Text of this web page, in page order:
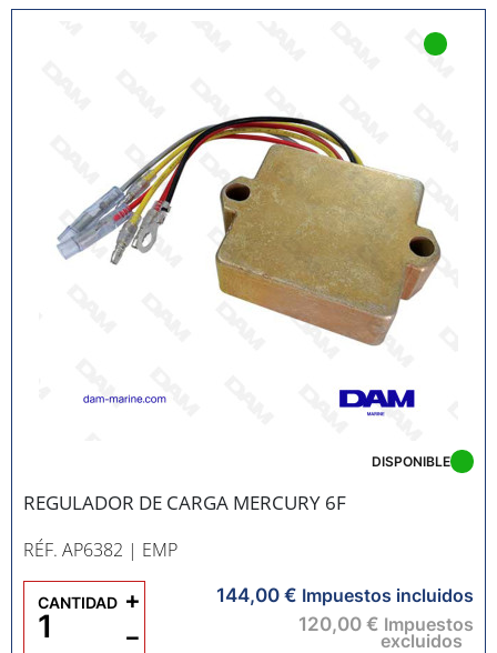
REGULADOR DE CARGA MERCURY 6F
RÉF. AP6382 | EMP
DISPONIBLE
144,00 € Impuestos incluidos
120,00 € Impuestos
excluidos
CANTIDAD
−
+